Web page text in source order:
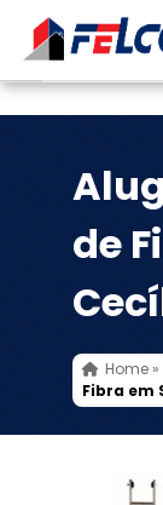
de
Home»
Fibra em